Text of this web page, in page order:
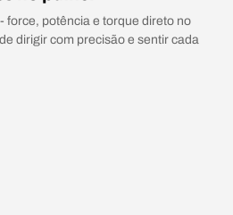
force, potência e torque direto no
dirigir com precisão e sentir cada